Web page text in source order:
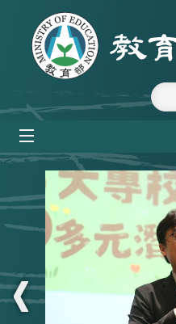
跳到主要內容區塊
:::